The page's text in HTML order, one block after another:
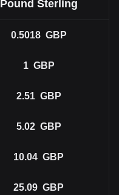
Pound Sterling
0.5018 GBP
1 GBP
2.51 GBP
5.02 GBP
10.04 GBP
25.09 GBP